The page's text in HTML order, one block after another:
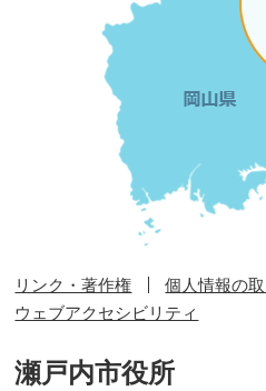
リンク・著作権
個人情報の
ウェブアクセシビリティ
瀬戸内市役所